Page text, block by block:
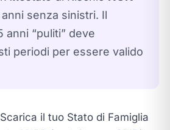
senza sinistri. Il
anni “puliti” deve
periodi per essere valido
il tuo Stato di Famiglia